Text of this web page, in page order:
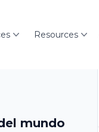
Resources
mundo